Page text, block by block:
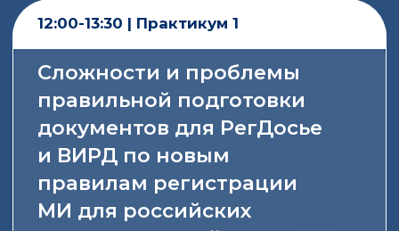
Ключевые темы +
16:00-17:15 | Практикум 3
Как преодолеть проблему
регистрации МИ для УПП с
1 сентября 2026 г